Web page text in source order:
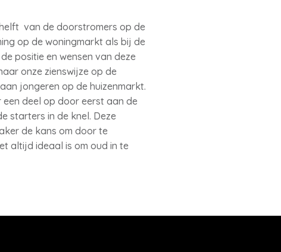
van de doorstromers op de
op de woningmarkt als bij de
positie en wensen van deze
onze zienswijze op de
jongeren op de huizenmarkt.
deel op door eerst aan de
starters in de knel. Deze
de kans om door te
altijd ideaal is om oud in te